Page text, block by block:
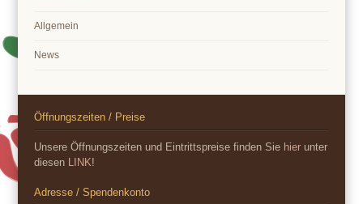
Allgemein
News
Öffnungszeiten / Preise
Unsere Öffnungszeiten und Eintrittspreise finden Sie hier unter
diesen LINK!
Adresse / Spendenkonto